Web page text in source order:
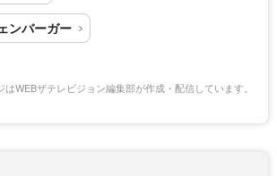
ンバーガー
はWEBザテレビジョン編集部が作成・配信しています。